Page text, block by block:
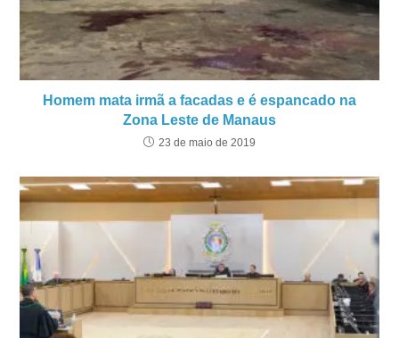
Homem mata irmã a facadas e é espancado na
Zona Leste de Manaus
23 de maio de 2019